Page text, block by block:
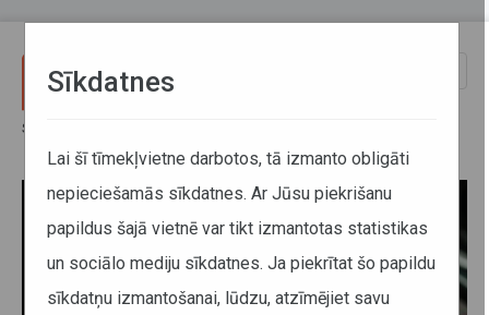
Sākums
Sīkdatnes
Lai šī tīmekļvietne darbotos, tā izmanto obligāti
nepieciešamās sīkdatnes. Ar Jūsu piekrišanu
papildus šajā vietnē var tikt izmantotas statistikas
un sociālo mediju sīkdatnes. Ja piekrītat šo papildu
sīkdatņu izmantošanai, lūdzu, atzīmējiet savu